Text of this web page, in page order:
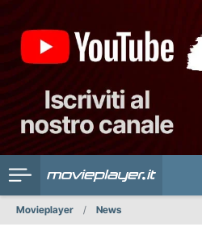
Movieplayer News